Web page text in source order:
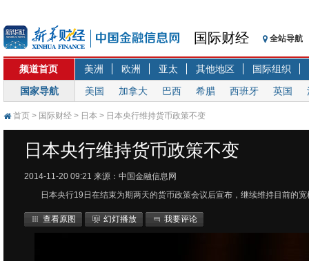
国际财经 全站导航
频道首页 美洲 欧洲 亚太 其他地区
国际组织
国家导航
美国 加拿大 巴西 希腊 西班牙 英国
首页 > 国际财经 > 日本 > 日本央行维持货币政策不变
日本央行维持货币政策不变
2014-11-20 09:21 来源：中国金融信息网
日本央行19日在结束为期两天的货币政策会议后宣布，继续维持目前的
查看原图 幻灯播放 我要评论